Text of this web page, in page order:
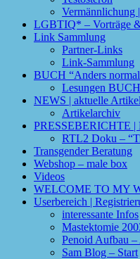
Vermännlichung
LGBTIQ* – Vorträge
Link Sammlung
Partner-Links
Link-Sammlung
BUCH “Anders
Lesungen
NEWS | aktuelle Artikel
Artikelarchiv
PRESSEBERICHTE |
RTL2 Doku –
Transgender Beratung
Webshop – male box
Videos
WELCOME TO MY
Userbereich |
interessante Infos
Mastektomie
Penoid Aufbau
Sam Blog – Start